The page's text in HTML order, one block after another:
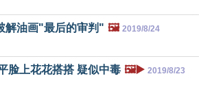
解油画"最后的审判" 🖼️ 2019/8/24
脸上花花搭搭 疑似中毒 🖼️▶️ 2019/8/23